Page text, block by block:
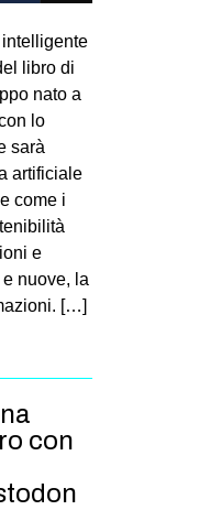
intelligente
libro di
nato a
lo
sarà
artificiale
come i
e
nuove, la
[…]
con